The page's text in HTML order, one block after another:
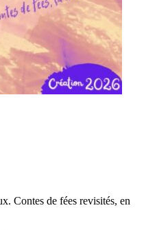
Contes de fées revisités, en